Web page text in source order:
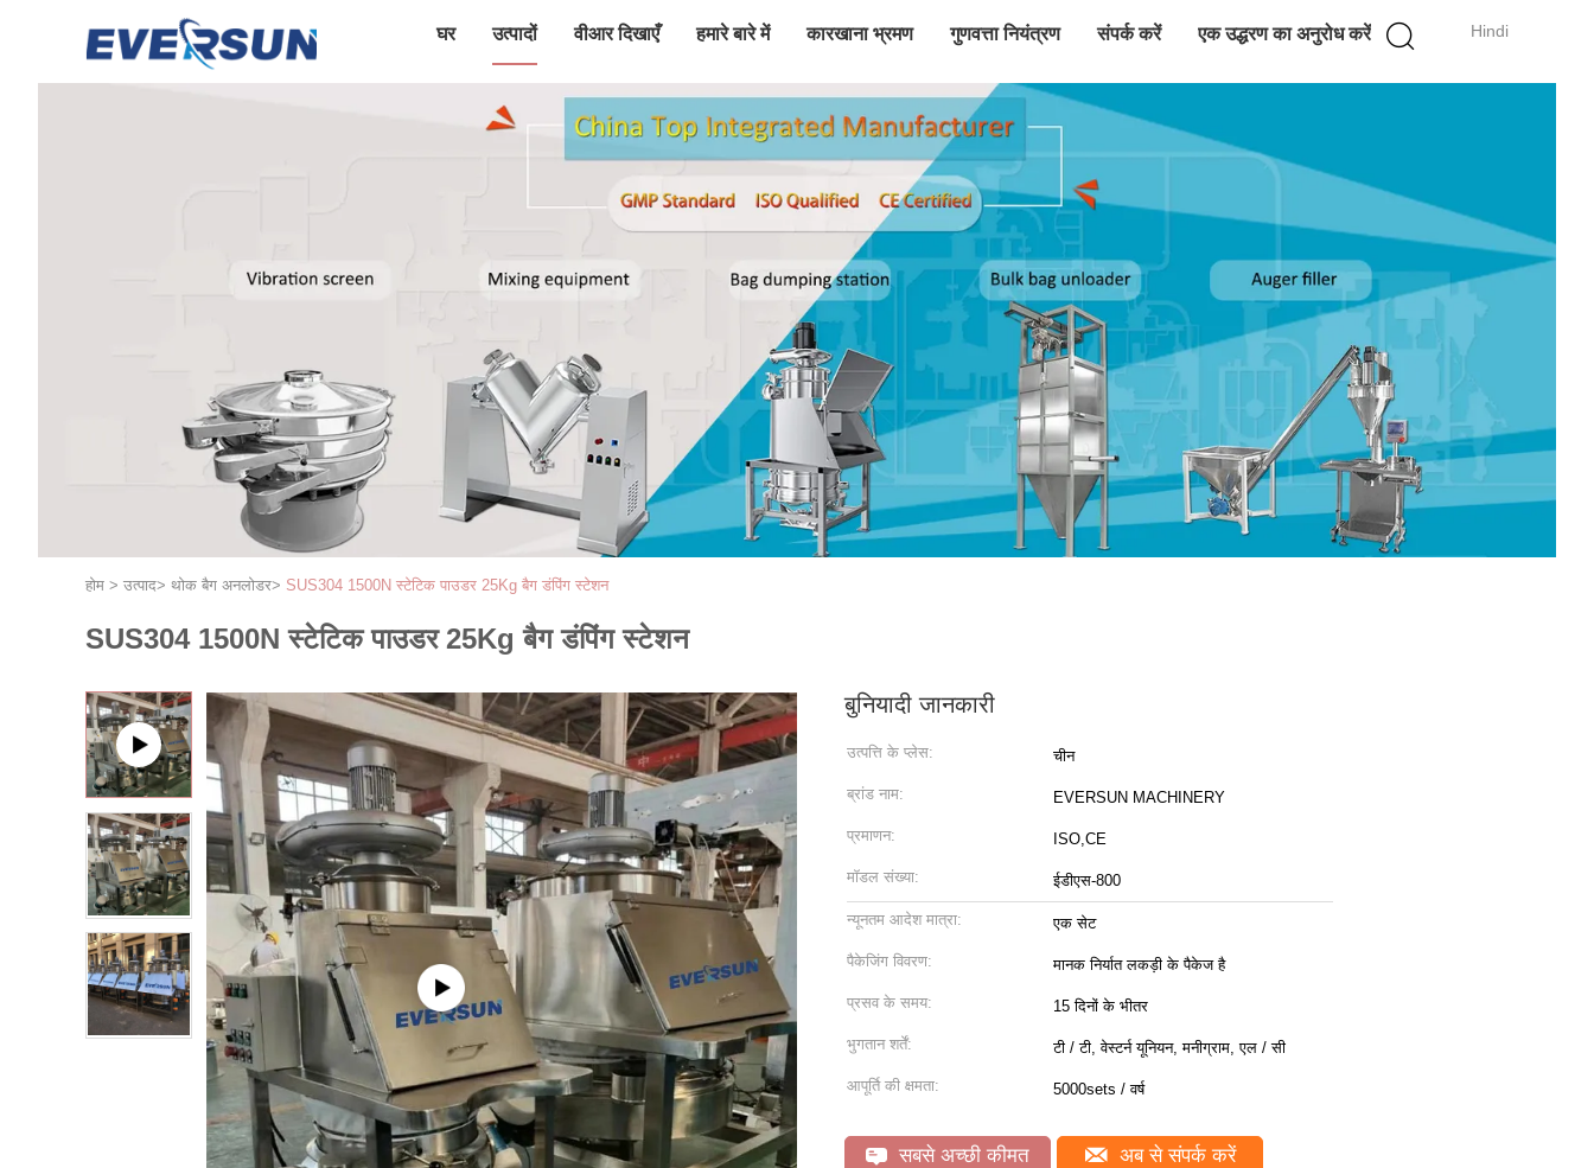
Hindi
घर उत्पादों वीआर दिखाएँ हमारे बारे में कारखाना भ्रमण गुणवत्ता नियंत्रण संपर्क करें एक उद्धरण का अनुरोध करें
होम > उत्पाद> थोक बैग अनलोडर> SUS304 1500N स्टेटिक पाउडर 25Kg बैग डंपिंग स्टेशन
SUS304 1500N स्टेटिक पाउडर 25Kg बैग डंपिंग स्टेशन
बुनियादी जानकारी
उत्पत्ति के प्लेस: चीन
ब्रांड नाम: EVERSUN MACHINERY
प्रमाणन: ISO,CE
मॉडल संख्या: ईडीएस-800
न्यूनतम आदेश मात्रा: एक सेट
पैकेजिंग विवरण: मानक निर्यात लकड़ी के पैकेज है
प्रसव के समय: 15 दिनों के भीतर
भुगतान शर्तें: टी / टी, वेस्टर्न यूनियन, मनीग्राम, एल / सी
आपूर्ति की क्षमता: 5000sets / वर्ष
सबसे अच्छी कीमत अब से संपर्क करें